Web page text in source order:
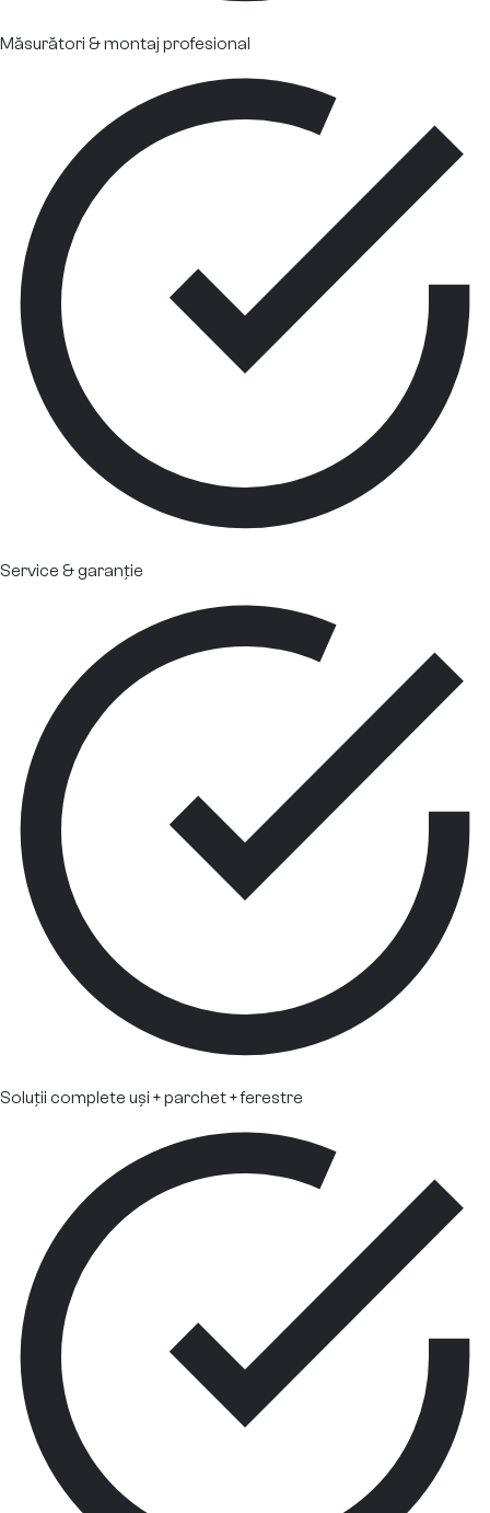
Măsurători & montaj profesional
Service & garanție
Soluții complete uși + parchet + ferestre